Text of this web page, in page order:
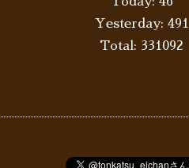
Yesterday: 491
Total: 331092